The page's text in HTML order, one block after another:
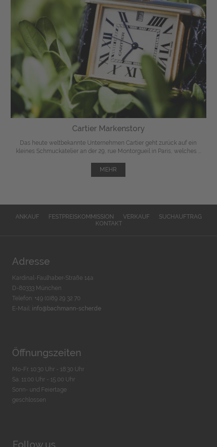
Cartier Markenstory
Das heute weltbekannte Unternehmen Cartier geht zurück auf ein
kleines Schmuckatelier an der 29, rue Montorgueil in Paris, welches ...
MEHR
ANKAUF FESTPREISKOMMISSION VERKAUF
SUCHAUFTRAG
KONTAKT
Adresse
Kardinal-Faulhaber-Straße 14a
D-80333 München
Telefon: +49 (0)89 29 32 70
E-Mail: info@bachmann-scher.de
Öffnungszeiten
Mo-Fr. 10:30 Uhr - 18:30 Uhr
Sa. 11:00 Uhr - 15.00 Uhr
Sonn- und Feiertage
geschlossen
Follow us